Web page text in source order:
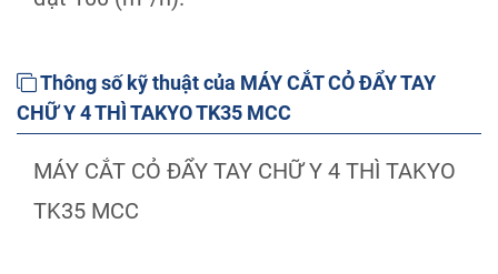
Thông số kỹ thuật của MÁY CẮT CỎ ĐẨY TAY
CHỮ Y 4 THÌ TAKYO TK35 MCC
MÁY CẮT CỎ ĐẨY TAY CHỮ Y 4 THÌ TAKYO
TK35 MCC